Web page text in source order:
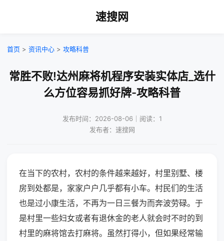
速搜网
首页 > 资讯中心 > 攻略科普
常胜不败!达州麻将机程序安装实体店_选什
么方位容易抓好牌-攻略科普
发布时间：2026-08-06｜阅读：1
发布者：速搜网
在当下的农村，农村的条件越来越好，村里别墅、楼
房到处都是，家家户户几乎都有小车。村民们的生活
也是过小康生活，不再为一日三餐为而奔波劳碌。于
是村里一些妇女或者有退休金的老人就会时不时的到
村里的麻将馆去打麻将。虽然打得小，但如果经常输